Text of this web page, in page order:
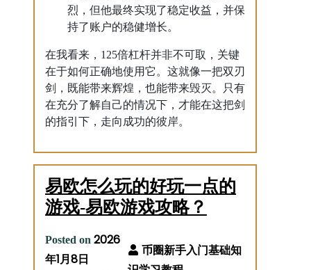
烈，但他最终实现了稳定收益，并保
持了账户的稳健增长。
在我看来，125倍杠杆并非不可取，关键
在于如何正确地使用它。这就像一把双刃
剑，既能带来辉煌，也能带来毁灭。只有
在充分了解自己的情况下，才能在这把剑
的指引下，走向成功的彼岸。
易欧怎么玩的好玩一点的
游戏-易欧游戏攻略？
Posted on 2026
年1月8日